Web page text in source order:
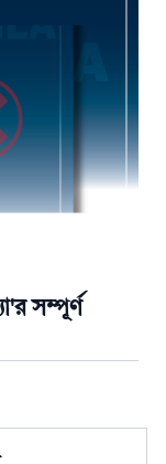
সম্পূর্ণ